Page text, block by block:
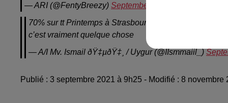
— ARI (@FentyBreezy) September 1, 2021
70% sur tt Printemps à Strasbourg
c’est vraiment quelque chose
— A/I Mv. Ismail‎ ðŸ‡µðŸ‡¸ / Uygur (@IIsmmaiil_)
Publié : 3 septembre 2021 à 9h25 - Modifié : 8